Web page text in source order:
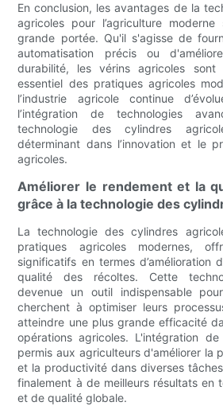
En conclusion, les avantages de la
agricoles pour l’agriculture
grande portée. Qu'il s'agisse de
automatisation précis ou
durabilité, les vérins agricoles sont
essentiel des pratiques agricoles
l’industrie agricole continue
l’intégration de technologies
technologie des cylindres
déterminant dans l’innovation et le
agricoles.
Améliorer le rendement et la
grâce à la technologie des
La technologie des cylindres
pratiques agricoles modernes,
significatifs en termes d’amélioration
qualité des récoltes. Cette
devenue un outil indispensable
cherchent à optimiser leurs
atteindre une plus grande efficacité
opérations agricoles. L'intégration
permis aux agriculteurs d'améliorer la
et la productivité dans diverses
finalement à de meilleurs résultats en
et de qualité globale.